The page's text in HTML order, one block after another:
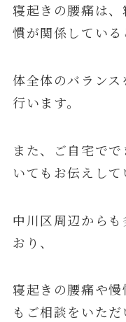
寝起きの腰痛は
慣が関係している
体全体のバラン
行います。
また、ご自宅で
いてもお伝えして
中川区周辺から
おり、
寝起きの腰痛や
もご相談をいただ